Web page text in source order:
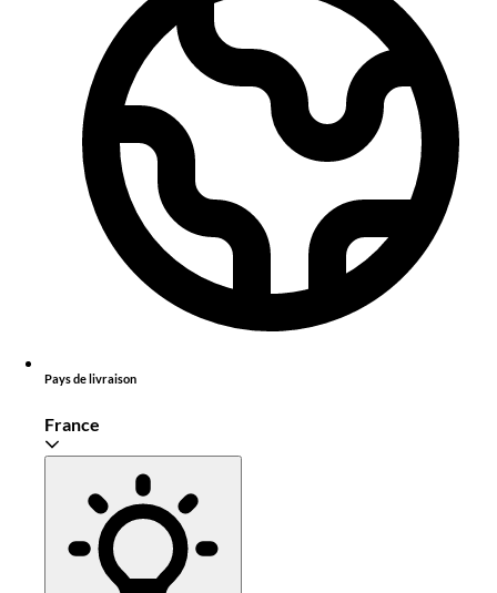
Pays de livraison
France